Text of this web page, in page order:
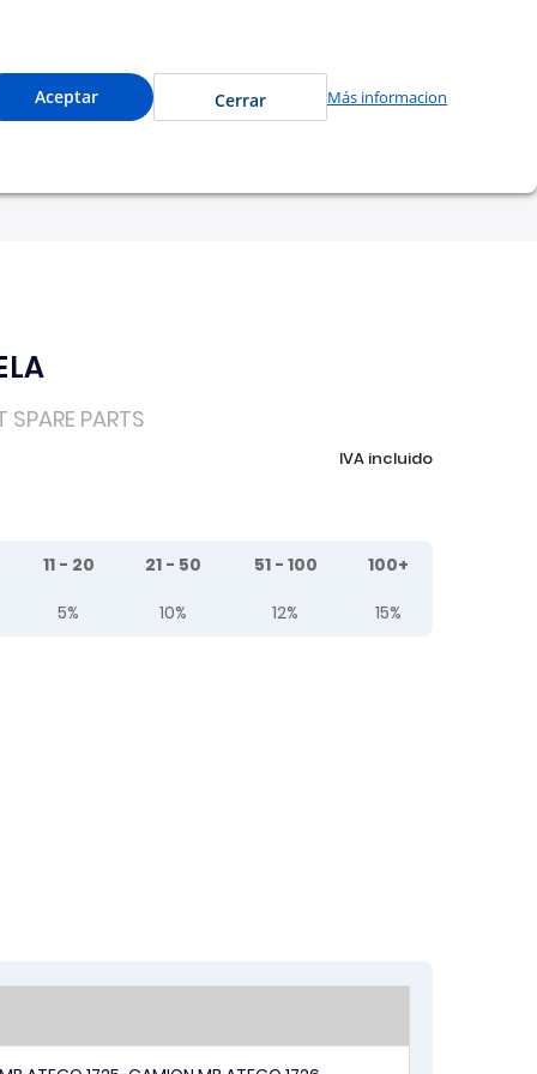
Aceptar Cerrar Más informacion
Cuenta Mi Carrito
SPARE PARTS
IVA incluido
11 - 20 21 - 50 51 - 100
100+
5% 10% 12% 15%